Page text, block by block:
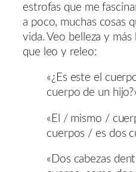
estrofas que me
a poco, muchas cosas
vida. Veo belleza y
que leo y releo:
«¿Es este el
cuerpo de un
«El / mismo /
cuerpos / es dos
«Dos cabezas